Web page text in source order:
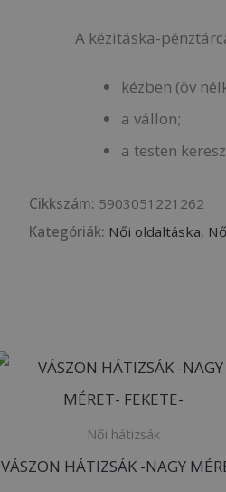
A kézitáska-
kézben (öv
a vállon;
a testen
Cikkszám: 5903051221262
Kategóriák: Női oldaltáska,
Női hátizsák
VÁSZON HÁTIZSÁK -NAGY